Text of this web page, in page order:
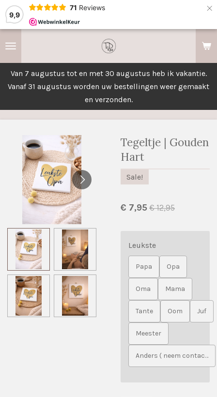
9,9
71 Reviews ×
Van 7 augustus tot en met 30 augustus heb ik vakantie.
Vanaf 31 augustus worden uw bestellingen weer gemaakt
en verzonden.
Tegeltje | Gouden
Hart
Sale!
€ 7,95 € 12,95
Leukste
Papa Opa
Oma Mama
Tante Oom Juf
Meester
Anders ( neem contact op )